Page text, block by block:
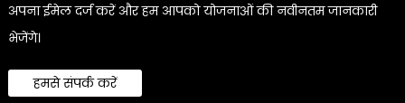
अपना ईमेल दर्ज करें और हम आपको योजनाओं की नवीनतम जानकारी
भेजेंगे।
हमसे संपर्क करें